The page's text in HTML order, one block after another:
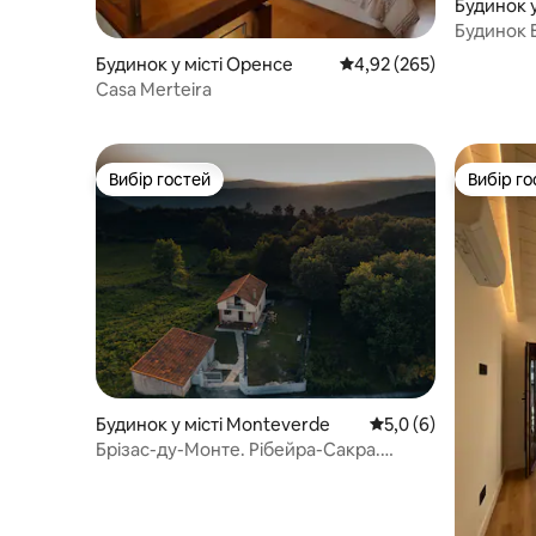
Будинок у місті Оренсе Середня оцінка: 4,92 з
4,92 (265)
Casa Merteira
Будинок
Вибір гостей
Вибір гостей
Будинок у місті Monteverde Середня оцінка:
5,0 (6)
Брізас-ду-Монте. Рібейра-Сакра.
Вибір
Вибір